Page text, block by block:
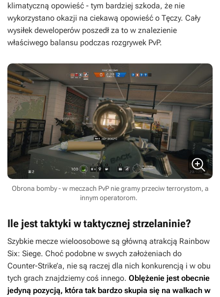
klimatyczną opowieść - tym bardziej szkoda, że nie
wykorzystano okazji na ciekawą opowieść o Tęczy. Cały
wysiłek deweloperów poszedł za to w znalezienie
właściwego balansu podczas rozgrywek PvP.
Obrona bomby - w meczach PvP nie gramy przeciw terrorystom, a
innym operatorom.
Ile jest taktyki w taktycznej strzelaninie?
Szybkie mecze wieloosobowe są główną atrakcją Rainbow
Six: Siege. Choć podobne w swych założeniach do
Counter-Strike’a, nie są raczej dla nich konkurencją i w obu
tych grach znajdziemy coś innego. Oblężenie jest obecnie
jedyną pozycją, która tak bardzo skupia się na walkach w